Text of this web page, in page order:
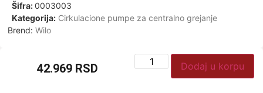
Šifra:0003003
Kategorija: Cirkulacione pumpe za centralno grejanje
Brend: Wilo
42.969 RSD Dodaj u korpu